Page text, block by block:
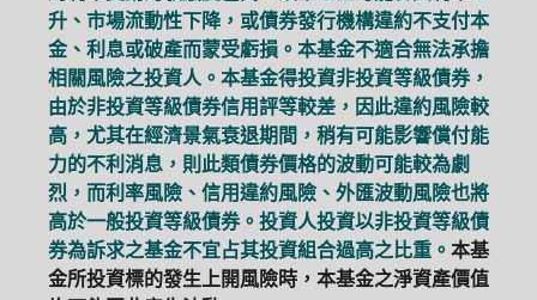
升、市場流動性下降，或債券發行機構違約不支付本
金、利息或破產而蒙受虧損。本基金不適合無法承擔
相關風險之投資人。本基金得投資非投資等級債券，
由於非投資等級債券信用評等較差，因此違約風險較
高，尤其在經濟景氣衰退期間，稍有可能影響償付能
力的不利消息，則此類債券價格的波動可能較為劇
烈，而利率風險、信用違約風險、外匯波動風險也將
高於一般投資等級債券。投資人投資以非投資等級債
券為訴求之基金不宜占其投資組合過高之比重。 本基
金所投資標的發生上開風險時，本基金之淨資產價值